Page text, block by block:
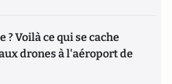
? Voilà ce qui se cache
drones à l'aéroport de